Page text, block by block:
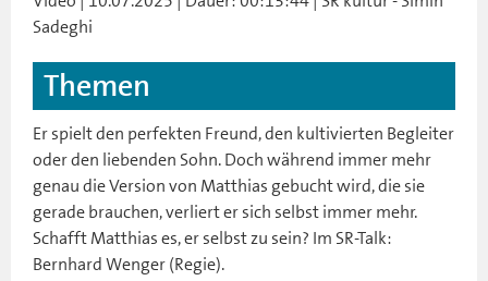
Sadeghi
Themen
Er spielt den perfekten Freund, den kultivierten Begleiter
oder den liebenden Sohn. Doch während immer mehr
genau die Version von Matthias gebucht wird, die sie
gerade brauchen, verliert er sich selbst immer mehr.
Schafft Matthias es, er selbst zu sein? Im SR-Talk:
Bernhard Wenger (Regie).